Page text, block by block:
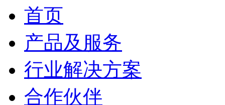
首页
产品及服务
行业解决方案
合作伙伴